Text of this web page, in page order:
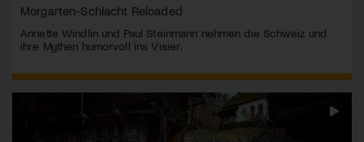
Morgarten-Schlacht Reloaded
Annette Windlin und Paul Steinmann nehmen die Schweiz und
ihre Mythen humorvoll ins Visier.